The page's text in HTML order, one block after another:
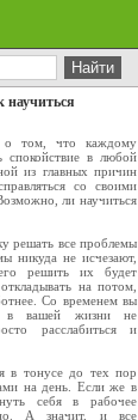
научиться
о том, что каждому
спокойствие в любой
из главных причин
со своими
ли научиться
решать все проблемы
никуда не исчезают,
решить их будет
на потом,
Со временем вы
в вашей жизни не
расслабиться и
в тонусе до тех пор
на день. Если же в
себя в рабочее
А значит, и все